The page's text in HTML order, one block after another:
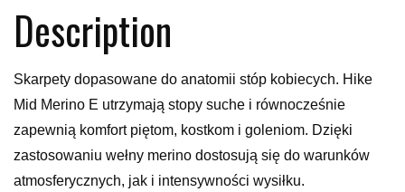
Description
Skarpety dopasowane do anatomii stóp kobiecych. Hike
Mid Merino E utrzymają stopy suche i równocześnie
zapewnią komfort piętom, kostkom i goleniom. Dzięki
zastosowaniu wełny merino dostosują się do warunków
atmosferycznych, jak i intensywności wysiłku.